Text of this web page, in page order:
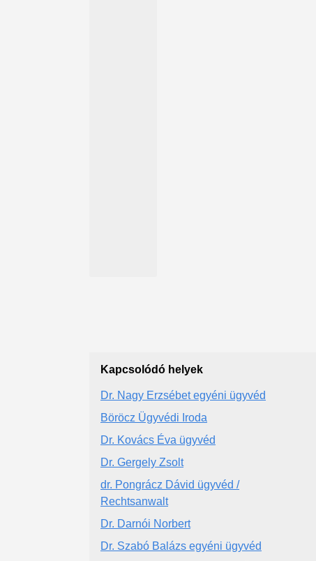
Kapcsolódó helyek
Dr. Nagy Erzsébet egyéni ügyvéd
Böröcz Ügyvédi Iroda
Dr. Kovács Éva ügyvéd
Dr. Gergely Zsolt
dr. Pongrácz Dávid ügyvéd /
Rechtsanwalt
Dr. Darnói Norbert
Dr. Szabó Balázs egyéni ügyvéd